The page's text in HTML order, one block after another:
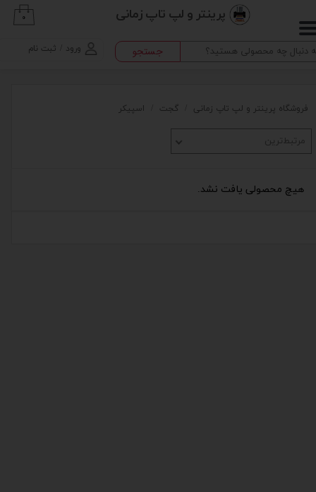
پرینتر و لپ تاپ زمانی
ورود ثبت نام
حساب کاربری من
تغییر گذر واژه
خروج از حساب کاربری
۰
جستجو
فروشگاه پرینتر و لپ تاپ زمانی گجت اسپیکر
مرتبط‌ترین
هیچ محصولی یافت نشد.